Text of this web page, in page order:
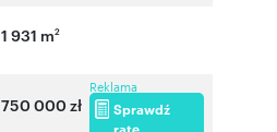
1 931 m2
750 000 zł
Reklama
Sprawdź